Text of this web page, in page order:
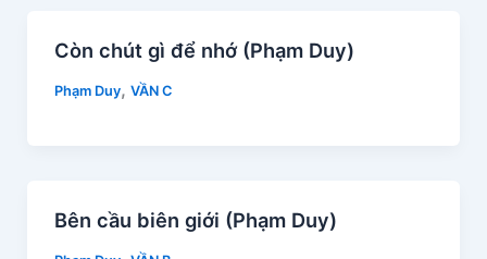
Còn chút gì để nhớ (Phạm Duy)
Phạm Duy, VẦN C
Bên cầu biên giới (Phạm Duy)